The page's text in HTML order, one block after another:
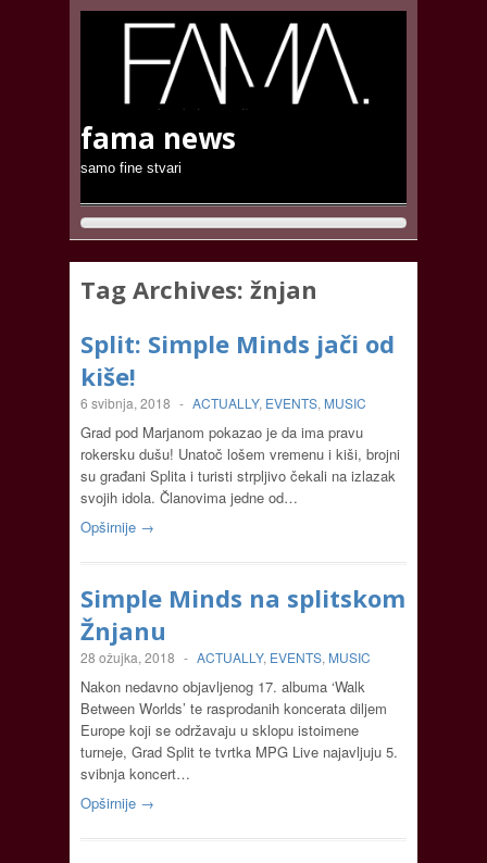
fama news
samo fine stvari
Tag Archives: žnjan
Split: Simple Minds jači od
kiše!
6 svibnja, 2018 - ACTUALLY, EVENTS, MUSIC
Grad pod Marjanom pokazao je da ima pravu
rokersku dušu! Unatoč lošem vremenu i kiši, brojni
su građani Splita i turisti strpljivo čekali na izlazak
svojih idola. Članovima jedne od…
Opširnije →
Simple Minds na splitskom
Žnjanu
28 ožujka, 2018 - ACTUALLY, EVENTS, MUSIC
Nakon nedavno objavljenog 17. albuma ‘Walk
Between Worlds’ te rasprodanih koncerata diljem
Europe koji se održavaju u sklopu istoimene
turneje, Grad Split te tvrtka MPG Live najavljuju 5.
svibnja koncert…
Opširnije →